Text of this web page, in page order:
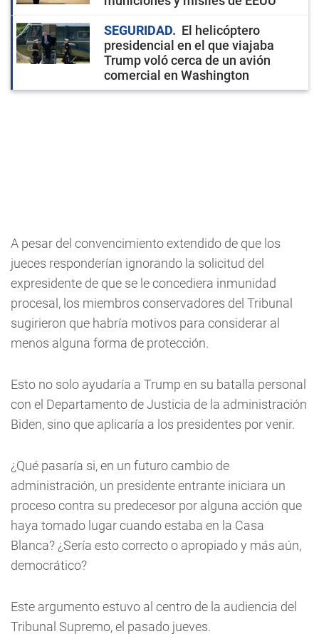
SEGURIDAD
El helicóptero
presidencial en el que viajaba
Trump voló cerca de un avión
comercial en Washington
A pesar del convencimiento extendido de que los
jueces responderían ignorando la solicitud del
expresidente de que se le concediera inmunidad
procesal, los miembros conservadores del Tribunal
sugirieron que habría motivos para considerar al
menos alguna forma de protección.
Esto no solo ayudaría a Trump en su batalla personal
con el Departamento de Justicia de la administración
Biden, sino que aplicaría a los presidentes por venir.
¿Qué pasaría si, en un futuro cambio de
administración, un presidente entrante iniciara un
proceso contra su predecesor por alguna acción que
haya tomado lugar cuando estaba en la Casa
Blanca? ¿Sería esto correcto o apropiado y más aún,
democrático?
Este argumento estuvo al centro de la audiencia del
Tribunal Supremo, el pasado jueves.